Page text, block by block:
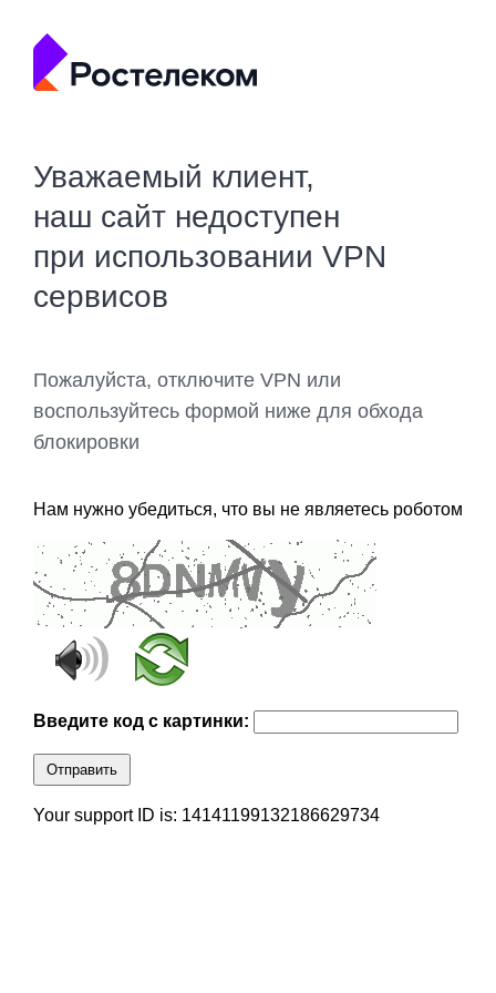
Уважаемый клиент,
наш сайт недоступен
при использовании VPN
сервисов
Пожалуйста, отключите VPN или
воспользуйтесь формой ниже для обхода
блокировки
Нам нужно убедиться, что вы не являетесь роботом
Введите код с картинки:
Отправить
Your support ID is: 14141199132186629734